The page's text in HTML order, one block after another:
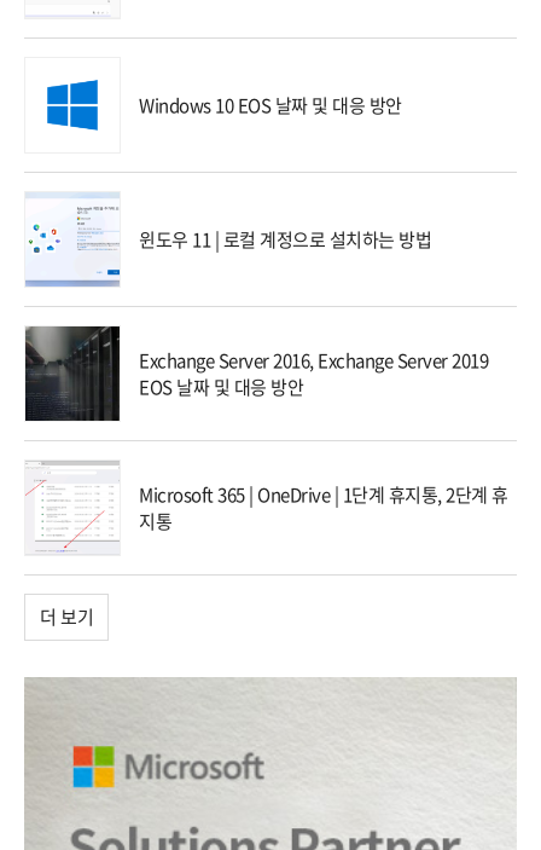
Windows 10 EOS 날짜 및 대응 방안
윈도우 11 | 로컬 계정으로 설치하는 방법
Exchange Server 2016, Exchange Server 2019
EOS 날짜 및 대응 방안
Microsoft 365 | OneDrive | 1단계 휴지통, 2단계 휴
지통
더 보기